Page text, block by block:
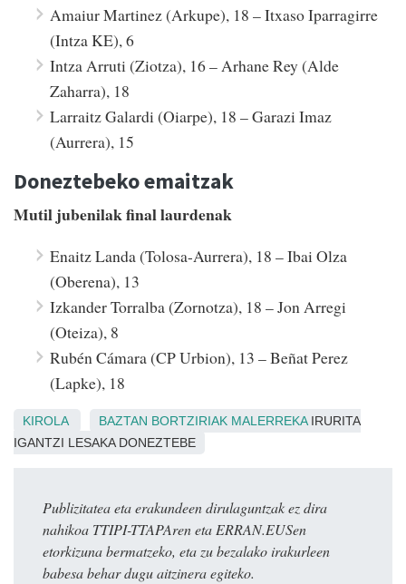
Amaiur Martinez (Arkupe), 18 – Itxaso Iparragirre
(Intza KE), 6
Intza Arruti (Ziotza), 16 – Arhane Rey (Alde
Zaharra), 18
Larraitz Galardi (Oiarpe), 18 – Garazi Imaz
(Aurrera), 15
Doneztebeko emaitzak
Mutil jubenilak final laurdenak
Enaitz Landa (Tolosa-Aurrera), 18 – Ibai Olza
(Oberena), 13
Izkander Torralba (Zornotza), 18 – Jon Arregi
(Oteiza), 8
Rubén Cámara (CP Urbion), 13 – Beñat Perez
(Lapke), 18
KIROLA BAZTAN BORTZIRIAK MALERREKAIRURITA
IGANTZI LESAKA DONEZTEBE
Publizitatea eta erakundeen dirulaguntzak ez dira
nahikoa TTIPI-TTAPAren eta ERRAN.EUSen
etorkizuna bermatzeko, eta zu bezalako irakurleen
babesa behar dugu aitzinera egiteko.